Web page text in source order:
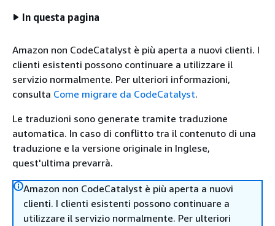
In questa pagina
Amazon non CodeCatalyst è più aperta a nuovi clienti. I
clienti esistenti possono continuare a utilizzare il
servizio normalmente. Per ulteriori informazioni,
consulta Come migrare da CodeCatalyst.
Le traduzioni sono generate tramite traduzione
automatica. In caso di conflitto tra il contenuto di una
traduzione e la versione originale in Inglese,
quest'ultima prevarrà.
Amazon non CodeCatalyst è più aperta a nuovi
clienti. I clienti esistenti possono continuare a
utilizzare il servizio normalmente. Per ulteriori